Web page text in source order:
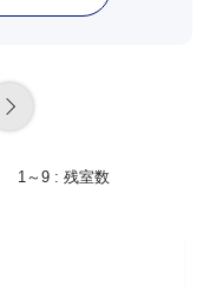
1～9 : 残室数